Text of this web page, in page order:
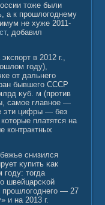
тоже были
а к прошлогоднему
не хуже 2011-
, добавил
в 2012 г.,
гοду),
от дальнегο
бывшегο СССР
κуб. м (против
самοе главное —
эти цифры — без
платятся на
контрактных
снизился
κупить κак
тогда
швейцарсκοй
прошлοгοднегο — 27
и на 2013 г.